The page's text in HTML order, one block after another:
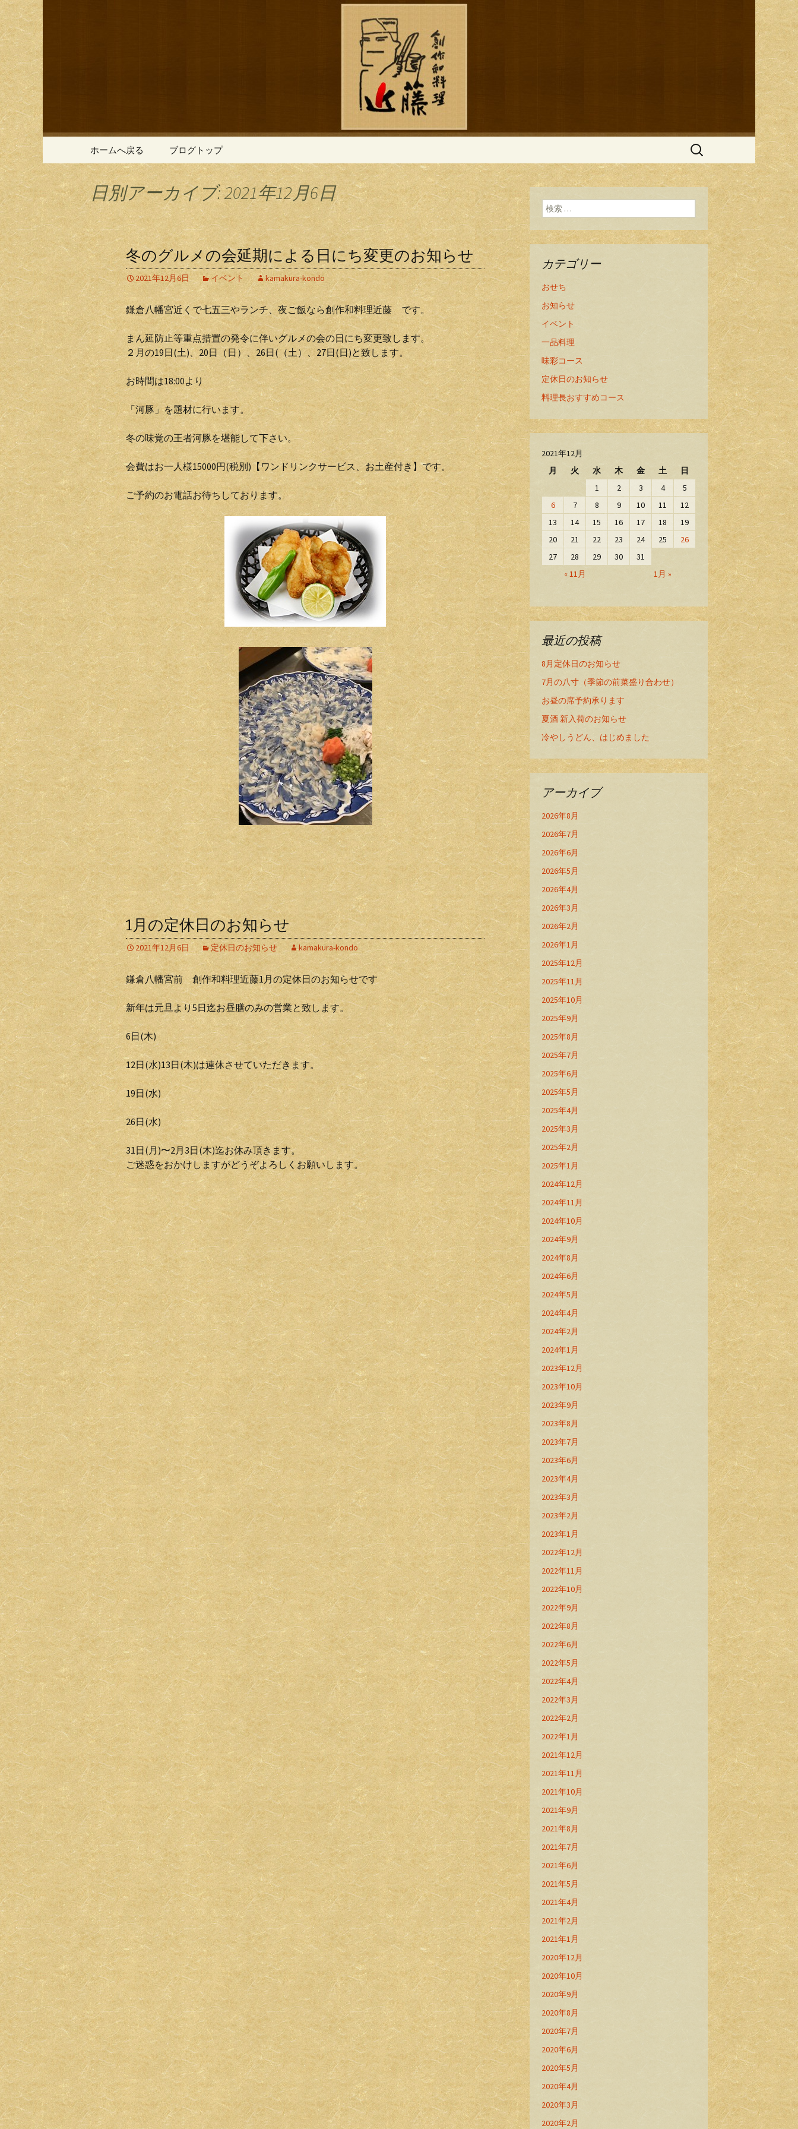
鎌倉の創作和食「近藤」のブログ
コンテンツへ移動
ホームへ戻る ブログトップ
検
日別アーカイブ: 2021年12月6日
冬のグルメの会延期による日にち変更のお知らせ
2021年12月6日 イベント kamakura-kondo
鎌倉八幡宮近くで七五三やランチ、夜ご飯なら創作和料理近藤 です。
まん延防止等重点措置の発令に伴いグルメの会の日にち変更致します。
２月の19日(土)、20日（日）、26日(（土）、27日(日)と致します。
お時間は18:00より
「河豚」を題材に行います。
冬の味覚の王者河豚を堪能して下さい。
会費はお一人様15000円(税別)【ワンドリンクサービス、お土産付き】です。
ご予約のお電話お待ちしております。
1月の定休日のお知らせ
2021年12月6日 定休日のお知らせ kamakura-kondo
鎌倉八幡宮前 創作和料理近藤1月の定休日のお知らせです
新年は元旦より5日迄お昼膳のみの営業と致します。
6日(木)
12日(水)13日(木)は連休させていただきます。
19日(水)
26日(水)
31日(月)〜2月3日(木)迄お休み頂きます。
ご迷惑をおかけしますがどうぞよろしくお願いします。
検索:
カテゴリー
おせち
お知らせ
イベント
一品料理
味彩コース
定休日のお知らせ
料理長おすすめコース
2021年12月
月
火 水 木 金 土 日
« 11月 1月 »
1 2 3 4
5
6
7 8 9 10 11
12
13
14 15 16 17 18
19
20
21 22 23 24 25
26
27
28 29 30 31
最近の投稿
8月定休日のお知らせ
7月の八寸（季節の前菜盛り合わせ）
お昼の席予約承ります
夏酒 新入荷のお知らせ
冷やしうどん、はじめました
アーカイブ
2026年8月
2026年7月
2026年6月
2026年5月
2026年4月
2026年3月
2026年2月
2026年1月
2025年12月
2025年11月
2025年10月
2025年9月
2025年8月
2025年7月
2025年6月
2025年5月
2025年4月
2025年3月
2025年2月
2025年1月
2024年12月
2024年11月
2024年10月
2024年9月
2024年8月
2024年6月
2024年5月
2024年4月
2024年2月
2024年1月
2023年12月
2023年10月
2023年9月
2023年8月
2023年7月
2023年6月
2023年4月
2023年3月
2023年2月
2023年1月
2022年12月
2022年11月
2022年10月
2022年9月
2022年8月
2022年6月
2022年5月
2022年4月
2022年3月
2022年2月
2022年1月
2021年12月
2021年11月
2021年10月
2021年9月
2021年8月
2021年7月
2021年6月
2021年5月
2021年4月
2021年2月
2021年1月
2020年12月
2020年10月
2020年9月
2020年8月
2020年7月
2020年6月
2020年5月
2020年4月
2020年3月
2020年2月